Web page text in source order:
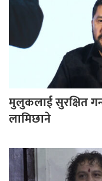
मुलुकलाई सुरक्षित
लामिछाने